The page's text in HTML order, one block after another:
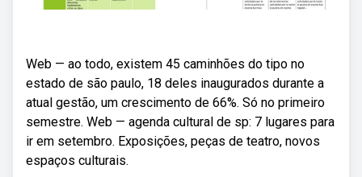
Web — ao todo, existem 45 caminhões do tipo no
estado de são paulo, 18 deles inaugurados durante a
atual gestão, um crescimento de 66%. Só no primeiro
semestre. Web — agenda cultural de sp: 7 lugares para
ir em setembro. Exposições, peças de teatro, novos
espaços culturais.